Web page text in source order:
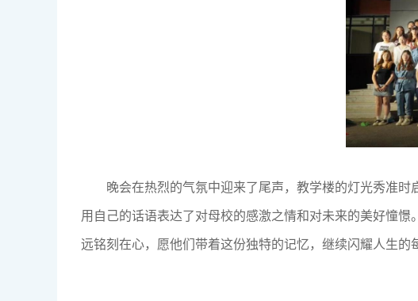
晚会在热烈的气氛中迎来了尾声，教学楼的灯光秀准时
用自己的话语表达了对母校的感激之情和对未来的美好憧
远铭刻在心，愿他们带着这份独特的记忆，继续闪耀人生的